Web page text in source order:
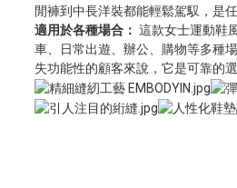
閒褲到中長洋裝都能輕鬆駕馭，是
適用於各種場合： 這款女士運動鞋
車、日常出遊、辦公、購物等多種
失功能性的顧客來說，它是可靠的選